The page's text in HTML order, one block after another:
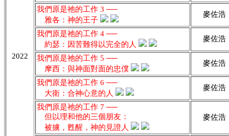
2022
我們原是祂的工作 3 ──
雅各：神的王子
麥佐浩
我們原是祂的工作 4 ──
約瑟：因苦難得以完全的人
麥佐浩
我們原是祂的工作 5 ──
摩西：與神面對面的忠僕
麥佐浩
我們原是祂的工作 6 ──
大衛：合神心意的人
麥佐浩
我們原是祂的工作 7 ──
但以理和他的三個朋友：
被擄，甦醒，神的見證人
麥佐浩